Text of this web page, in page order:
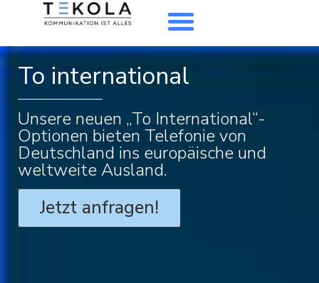
To international
Unsere neuen „To International“-
Optionen bieten Telefonie von
Deutschland ins europäische und
weltweite Ausland.
Jetzt anfragen!